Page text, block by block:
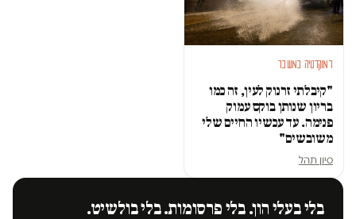
דמוקרטיה במשבר
"קיבלתי זרנוק לעין, זה כמו
בריון שנותן בוקס עמוק
פנימה. עד עכשיו החיים שלי
משובשים"
סיון תהל
בלי בעלי הון. בלי פרסומות. בלי בולשיט.